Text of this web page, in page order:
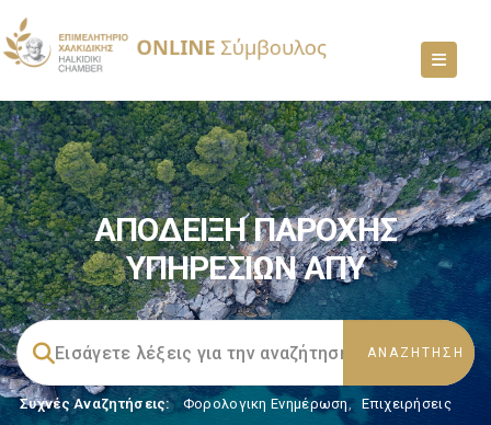
ΑΠΟΔΕΙΞΗ ΠΑΡΟΧΗΣ
ΥΠΗΡΕΣΙΩΝ ΑΠΥ
Συχνές Αναζητήσεις: Φορολογικη Ενημέρωση, Επιχειρήσεις